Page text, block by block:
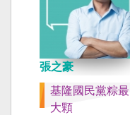
張之豪
基隆國民黨粽最
大顆